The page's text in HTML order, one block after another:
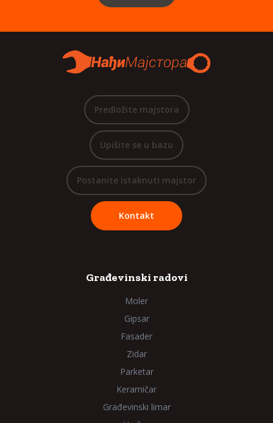
Predložite majstora
Upišite se u bazu
Postanite istaknuti majstor
Kontakt
Građevinski radovi
Moler
Gipsar
Fasader
Zidar
Parketar
Keramičar
Građevinski limar